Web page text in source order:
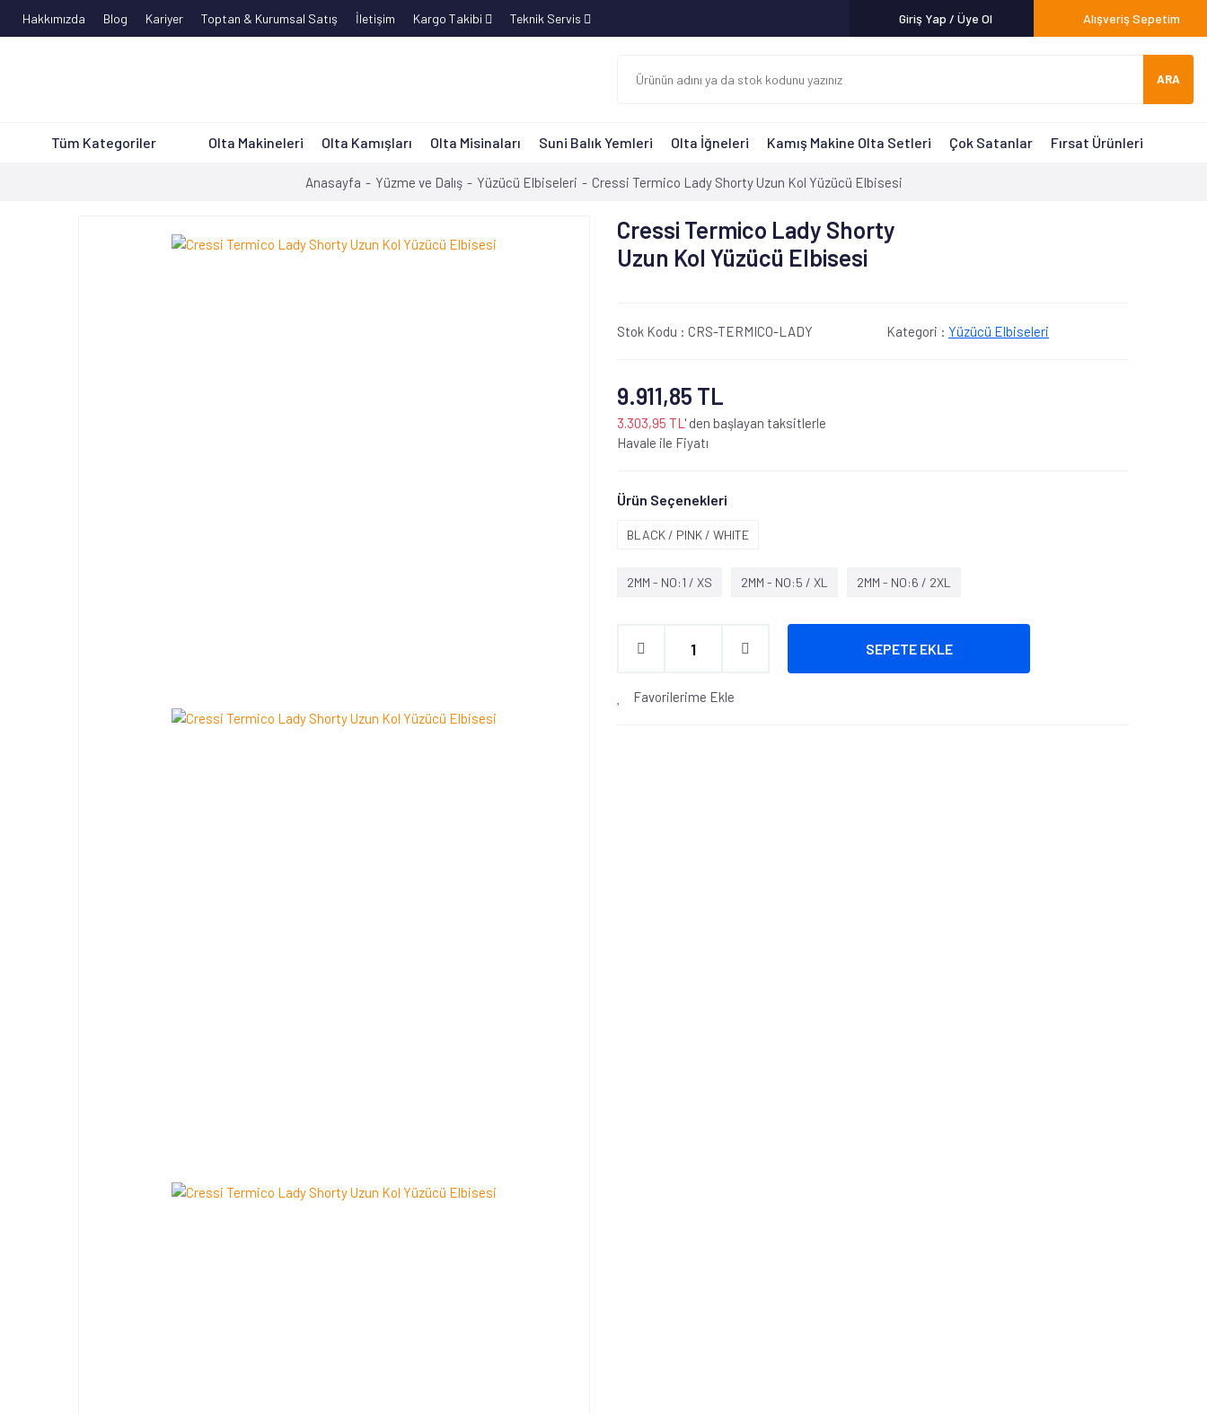
Hakkımızda Blog Kariyer Toptan & Kurumsal Satış İletişim Kargo Takibi Teknik Servis Giriş Yap / Üye Ol Alışveriş Sepetim
ARA
Tüm Kategoriler Olta Makineleri Olta Kamışları Olta Misinaları Suni Balık Yemleri Olta İğneleri Kamış Makine Olta Setleri Çok Satanlar Fırsat Ürünleri
Anasayfa Yüzme ve Dalış Yüzücü Elbiseleri Cressi Termico Lady Shorty Uzun Kol Yüzücü Elbisesi
Cressi Termico Lady Shorty
Uzun Kol Yüzücü Elbisesi
Stok Kodu : CRS-TERMICO-LADY Kategori : Yüzücü Elbiseleri
9.911,85 TL
3.303,95 TL ' den başlayan taksitlerle
Havale ile Fiyatı
Ürün Seçenekleri
BLACK / PINK / WHITE
2MM - NO:1 / XS 2MM - NO:5 / XL 2MM - NO:6 / 2XL
SEPETE EKLE
Favorilerime Ekle